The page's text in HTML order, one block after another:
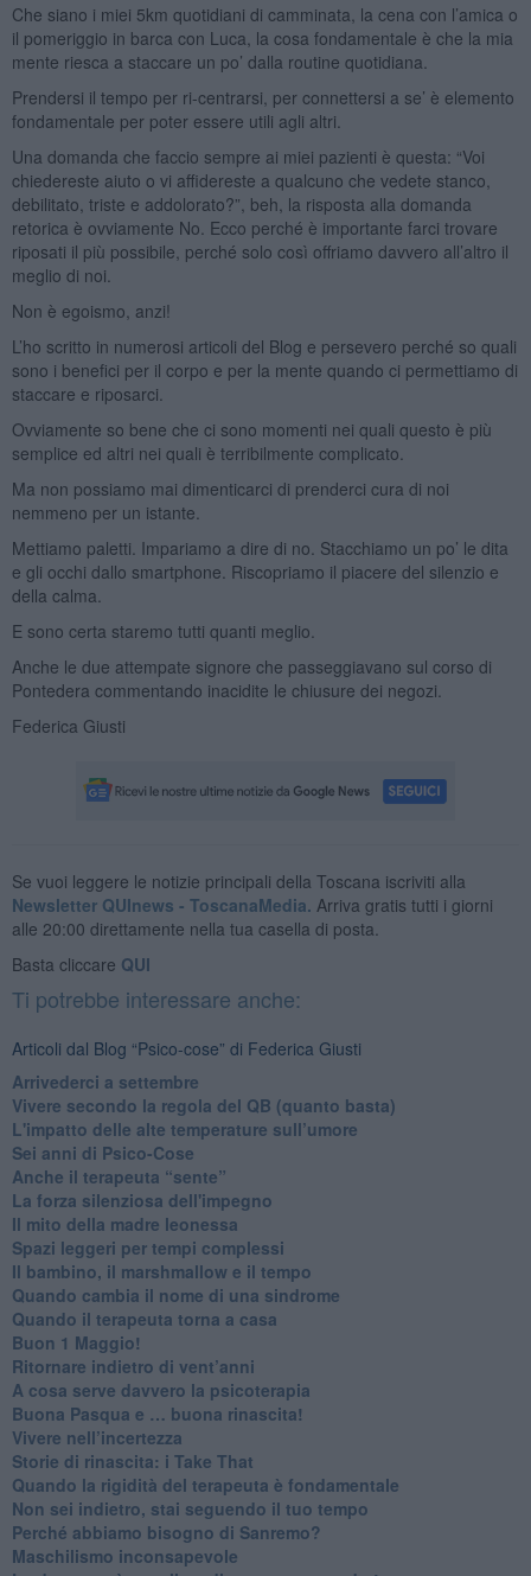
Che siano i miei 5km quotidiani di camminata, la cena con l’amica o
il pomeriggio in barca con Luca, la cosa fondamentale è che la mia
mente riesca a staccare un po’ dalla routine quotidiana.
Prendersi il tempo per ri-centrarsi, per connettersi a se’ è elemento
fondamentale per poter essere utili agli altri.
Una domanda che faccio sempre ai miei pazienti è questa: “Voi
chiedereste aiuto o vi affidereste a qualcuno che vedete stanco,
debilitato, triste e addolorato?”, beh, la risposta alla domanda
retorica è ovviamente No. Ecco perché è importante farci trovare
riposati il più possibile, perché solo così offriamo davvero all’altro il
meglio di noi.
Non è egoismo, anzi!
L’ho scritto in numerosi articoli del Blog e persevero perché so quali
sono i benefici per il corpo e per la mente quando ci permettiamo di
staccare e riposarci.
Ovviamente so bene che ci sono momenti nei quali questo è più
semplice ed altri nei quali è terribilmente complicato.
Ma non possiamo mai dimenticarci di prenderci cura di noi
nemmeno per un istante.
Mettiamo paletti. Impariamo a dire di no. Stacchiamo un po’ le dita
e gli occhi dallo smartphone. Riscopriamo il piacere del silenzio e
della calma.
E sono certa staremo tutti quanti meglio.
Anche le due attempate signore che passeggiavano sul corso di
Pontedera commentando inacidite le chiusure dei negozi.
Federica Giusti
Se vuoi leggere le notizie principali della Toscana iscriviti alla
Newsletter QUInews - ToscanaMedia. Arriva gratis tutti i giorni
alle 20:00 direttamente nella tua casella di posta.
Basta cliccare QUI
Ti potrebbe interessare anche:
Articoli dal Blog “Psico-cose” di Federica Giusti
​Arrivederci a settembre
​Vivere secondo la regola del QB (quanto basta)
​L'impatto delle alte temperature sull’umore
Sei anni di Psico-Cose
​Anche il terapeuta “sente”
​La forza silenziosa dell'impegno
​Il mito della madre leonessa
Spazi leggeri per tempi complessi
Il bambino, il marshmallow e il tempo
​Quando cambia il nome di una sindrome
​Quando il terapeuta torna a casa
​Buon 1 Maggio!
Ritornare indietro di vent’anni
​A cosa serve davvero la psicoterapia
​Buona Pasqua e … buona rinascita!
​Vivere nell’incertezza
​Storie di rinascita: i Take That
​Quando la rigidità del terapeuta è fondamentale
​Non sei indietro, stai seguendo il tuo tempo
​Perché abbiamo bisogno di Sanremo?
​Maschilismo inconsapevole